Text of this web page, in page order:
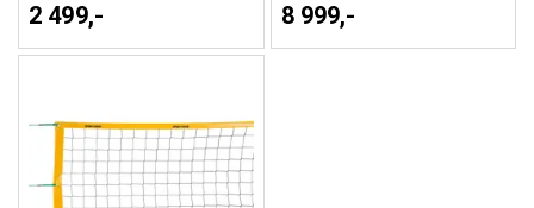
2 499,- 8 999,-